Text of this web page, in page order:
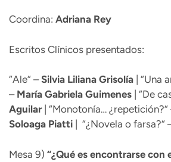
Coordina: Adriana Rey
Escritos Clínicos presentados:
“Ale“ –Silvia Liliana Grisolía | “Una
– María Gabriela Guimenes | “De
Aguilar | “Monotonía… ¿repetición?“
Soloaga Piatti | “¿Novela o farsa?“
Mesa 9) “¿Qué es encontrarse con